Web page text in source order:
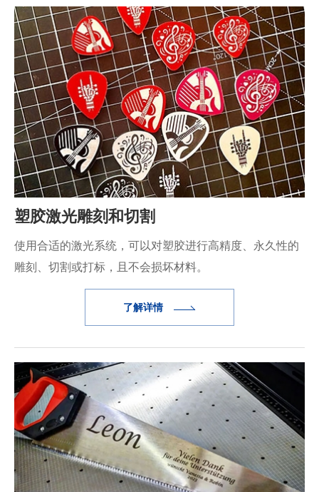
塑胶激光雕刻和切割
使用合适的激光系统，可以对塑胶进行高精度、永久性的
雕刻、切割或打标，且不会损坏材料。
了解详情